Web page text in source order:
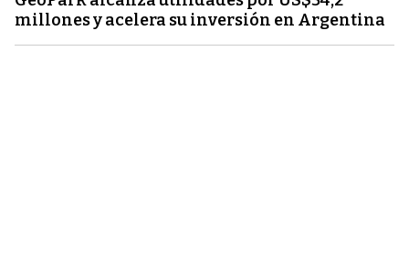
millones y acelera su inversión en Argentina